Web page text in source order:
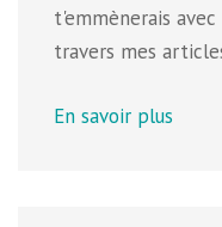
t'emmènerais
travers mes
En savoir plus